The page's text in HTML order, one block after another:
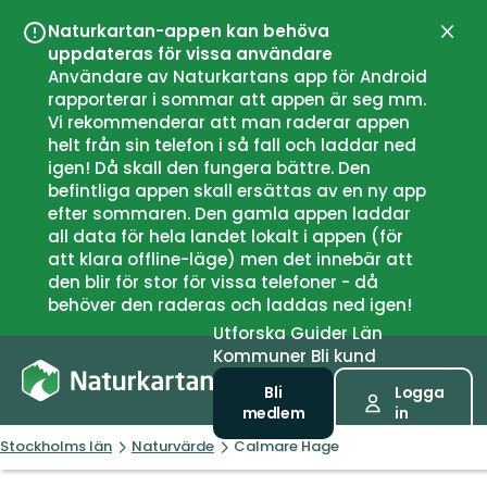
Naturkartan-appen kan behöva
uppdateras för vissa användare
Användare av Naturkartans app för Android
rapporterar i sommar att appen är seg mm.
Vi rekommenderar att man raderar appen
helt från sin telefon i så fall och laddar ned
igen! Då skall den fungera bättre. Den
befintliga appen skall ersättas av en ny app
efter sommaren. Den gamla appen laddar
all data för hela landet lokalt i appen (för
att klara offline-läge) men det innebär att
den blir för stor för vissa telefoner - då
behöver den raderas och laddas ned igen!
UtforskaGuiderLän
Kommuner Bli kund
Bli
medlem
Logga
in
Stockholms län Naturvärde Calmare Hage